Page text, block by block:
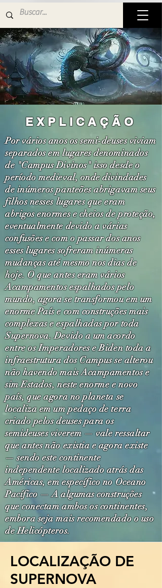
EXPLICAÇÃO
Por vários anos os semi-deuses viviam
separados em lugares denominados
de "Campus Divinos" isso desde o
período medieval, onde divindades
de inúmeros panteões abrigavam seus
filhos nesses lugares que eram
abrigos enormes e cheios de proteção,
eventualmente devido a várias
confusões e com o passar dos anos
esses lugares sofreram inúmeras
mudanças até mesmo nos dias de
hoje. O que antes eram vários
Acampamentos espalhados pelo
mundo, agora se transformou em um
enorme País e com construções mais
complexas e espalhadas por toda
Supernova. Devido a um acordo
entre os Imperadores e Biden toda a
infraestrutura dos Campus se alterou
não havendo mais Acampamentos e
sim Estados, neste enorme e novo
país, que agora no planeta se
localiza em um pedaço de terra
criado pelos deuses para os
semideuses viverem — vale ressaltar
que antes não existia e agora existe
— sendo este continente
independente localizado atrás das
Américas, em específico no Oceano
Pacífico — A algumas construções
que conectam ambos os continentes,
embora seja mais recomendado o uso
de Helicópteros.
LOCALIZAÇÃO DE
SUPERNOVA